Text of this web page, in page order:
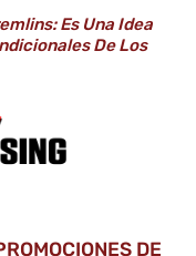
Es Una Idea
De Los
DE